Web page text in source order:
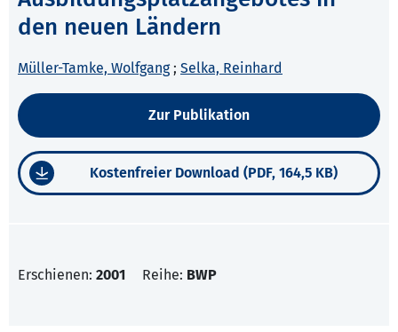
den neuen Ländern
Müller-Tamke, Wolfgang; Selka, Reinhard
Zur Publikation
Kostenfreier Download (PDF, 164,5 KB)
Erschienen: 2001 Reihe: BWP